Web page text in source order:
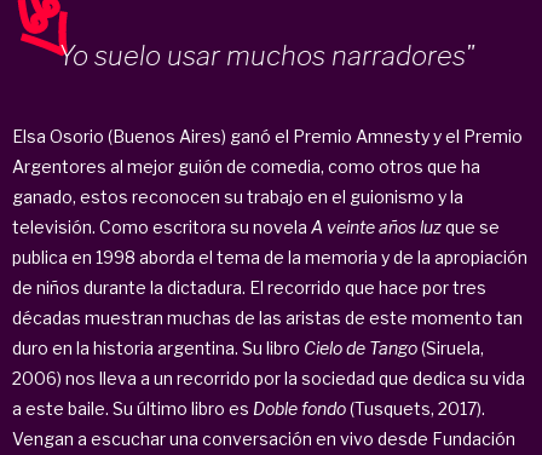
Yo suelo usar muchos narradores"
Elsa Osorio (Buenos Aires) ganó el Premio Amnesty y el Premio
Argentores al mejor guión de comedia, como otros que ha
ganado, estos reconocen su trabajo en el guionismo y la
televisión. Como escritora su novela A veinte años luzque se
publica en 1998 aborda el tema de la memoria y de la apropiación
de niños durante la dictadura. El recorrido que hace por tres
décadas muestran muchas de las aristas de este momento tan
duro en la historia argentina. Su libro Cielo de Tango(Siruela,
2006) nos lleva a un recorrido por la sociedad que dedica su vida
a este baile. Su último libro es Doble fondo(Tusquets, 2017).
Vengan a escuchar una conversación en vivo desde Fundación